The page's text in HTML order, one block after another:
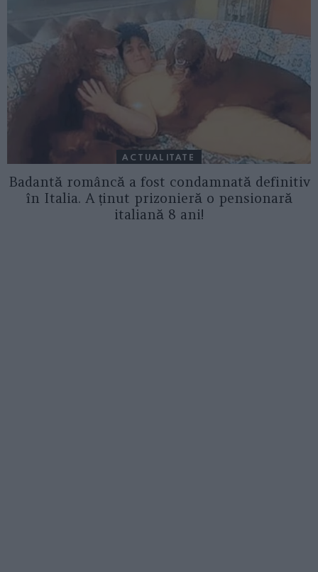
ACTUALITATE
Badantă româncă a fost condamnată definitiv
în Italia. A ținut prizonieră o pensionară
italiană 8 ani!